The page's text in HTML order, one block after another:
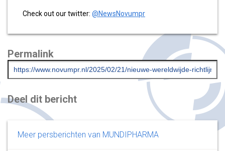
Check out our twitter: @NewsNovumpr
Permalink
Deel dit bericht
Meer persberichten van MUNDIPHARMA